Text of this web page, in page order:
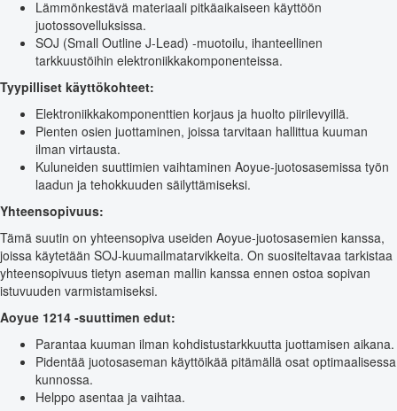
Lämmönkestävä materiaali pitkäaikaiseen käyttöön
juotossovelluksissa.
SOJ (Small Outline J-Lead) -muotoilu, ihanteellinen
tarkkuustöihin elektroniikkakomponenteissa.
Tyypilliset käyttökohteet:
Elektroniikkakomponenttien korjaus ja huolto piirilevyillä.
Pienten osien juottaminen, joissa tarvitaan hallittua kuuman
ilman virtausta.
Kuluneiden suuttimien vaihtaminen Aoyue-juotosasemissa työn
laadun ja tehokkuuden säilyttämiseksi.
Yhteensopivuus:
Tämä suutin on yhteensopiva useiden Aoyue-juotosasemien kanssa,
joissa käytetään SOJ-kuumailmatarvikkeita. On suositeltavaa tarkistaa
yhteensopivuus tietyn aseman mallin kanssa ennen ostoa sopivan
istuvuuden varmistamiseksi.
Aoyue 1214 -suuttimen edut:
Parantaa kuuman ilman kohdistustarkkuutta juottamisen aikana.
Pidentää juotosaseman käyttöikää pitämällä osat optimaalisessa
kunnossa.
Helppo asentaa ja vaihtaa.